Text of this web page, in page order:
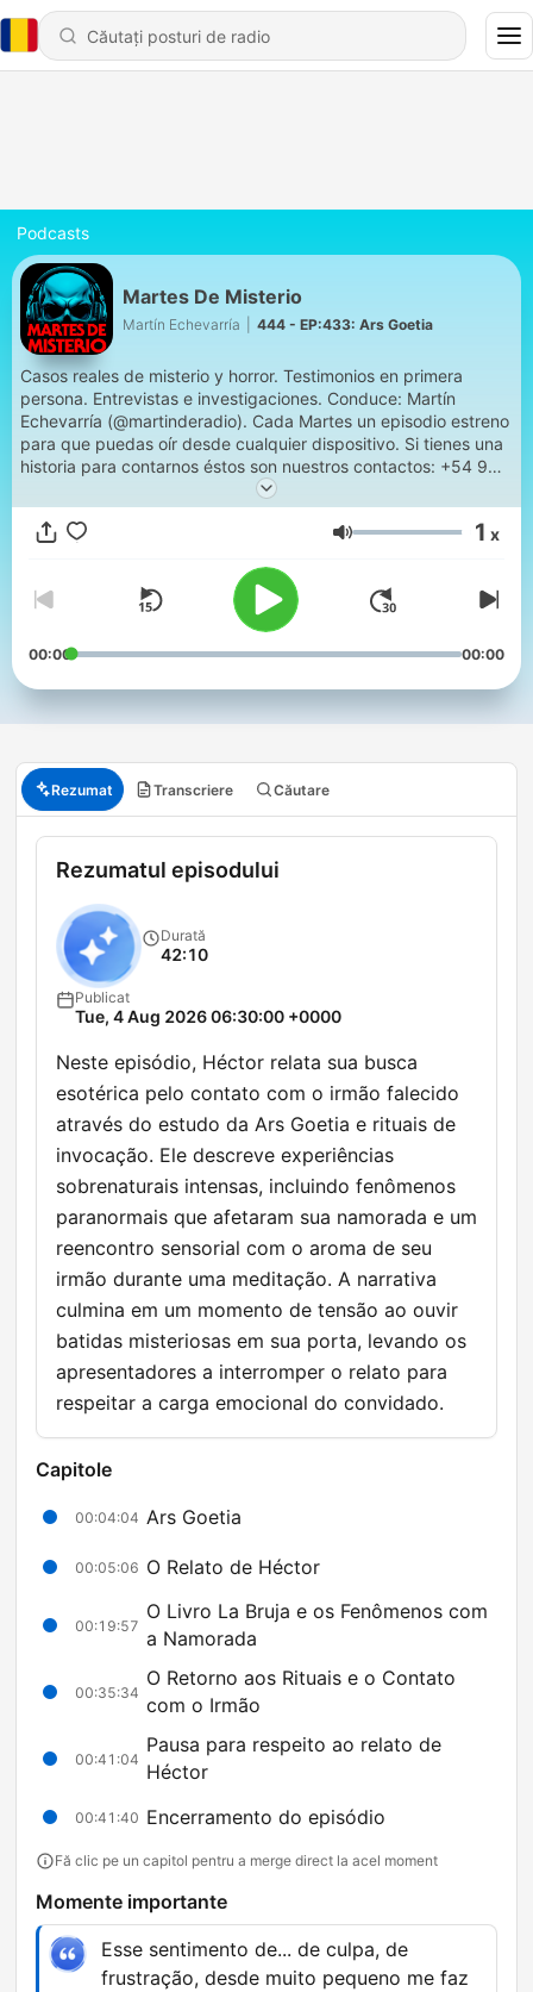
Podcasts
Martes De Misterio
Martín Echevarría 444 - EP:433: Ars Goetia
Casos reales de misterio y horror. Testimonios en primera
persona. Entrevistas e investigaciones. Conduce: Martín
Echevarría (@martinderadio). Cada Martes un episodio estreno
para que puedas oír desde cualquier dispositivo. Si tienes una
historia para contarnos éstos son nuestros contactos: +54 9
223 6155802 (Whatsapp Producción) // @martesdemisterio
(Instagram) // mail: martesdemisterio@gmail.com
Volum 1 x
00:00 00:00
Rezumat Transcriere Căutare
Rezumatul episodului
Durată
42:10
Publicat
Tue, 4 Aug 2026 06:30:00 +0000
Neste episódio, Héctor relata sua busca
esotérica pelo contato com o irmão falecido
através do estudo da Ars Goetia e rituais de
invocação. Ele descreve experiências
sobrenaturais intensas, incluindo fenômenos
paranormais que afetaram sua namorada e um
reencontro sensorial com o aroma de seu
irmão durante uma meditação. A narrativa
culmina em um momento de tensão ao ouvir
batidas misteriosas em sua porta, levando os
apresentadores a interromper o relato para
respeitar a carga emocional do convidado.
Capitole
00:04:04 Ars Goetia
00:05:06 O Relato de Héctor
00:19:57
O Livro La Bruja e os Fenômenos com
a Namorada
00:35:34
O Retorno aos Rituais e o Contato
com o Irmão
00:41:04
Pausa para respeito ao relato de
Héctor
00:41:40 Encerramento do episódio
Fă clic pe un capitol pentru a merge direct la acel moment
Momente importante
Esse sentimento de... de culpa, de
frustração, desde muito pequeno me faz